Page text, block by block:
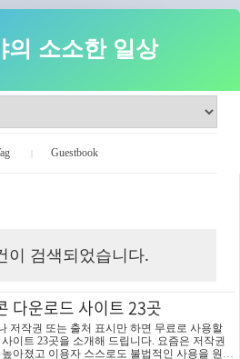
의 소소한 일상
Guestbook
이 검색되었습니다.
다운로드 사이트 23곳
저작권 또는 출처 표시만 하면 무료로 사용할
이트 23곳을 소개해 드립니다. 요즘은 저작권
아졌고 이용자 스스로도 불법적인 사용을 원치